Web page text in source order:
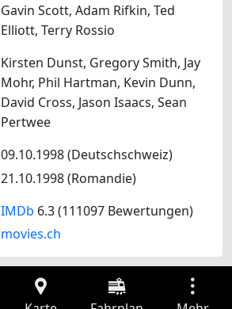
Gavin Scott, Adam Rifkin, Ted
Elliott, Terry Rossio
Kirsten Dunst, Gregory Smith, Jay
Mohr, Phil Hartman, Kevin Dunn,
David Cross, Jason Isaacs, Sean
Pertwee
09.10.1998 (Deutschschweiz)
21.10.1998 (Romandie)
IMDb 6.3 (111097 Bewertungen)
movies.ch